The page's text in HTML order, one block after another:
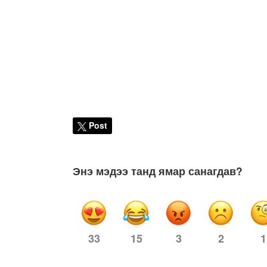
Post
Энэ мэдээ танд ямар санагдав?
33 15 3 2 1